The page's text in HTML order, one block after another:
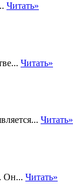
Читать»
Читать»
Читать»
Он... Читать»